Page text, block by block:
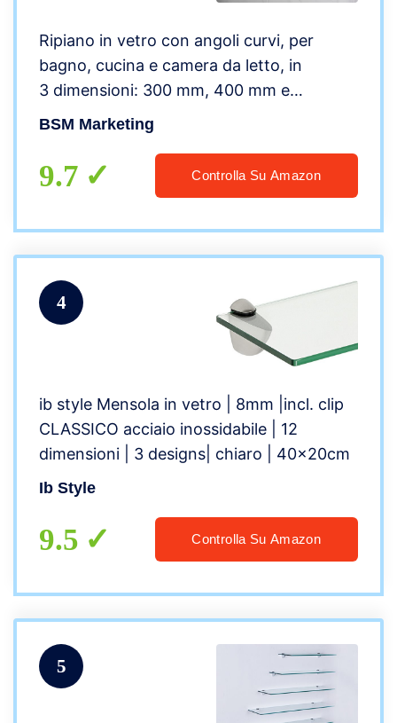
Ripiano in vetro con angoli curvi, per
bagno, cucina e camera da letto, in
3 dimensioni: 300 mm, 400 mm e
500 mm, e 3 colori: trasparente, bianco
BSM Marketing
9.7 Controlla Su Amazon
4
ib style Mensola in vetro | 8mm |incl. clip
CLASSICO acciaio inossidabile | 12
dimensioni | 3 designs| chiaro | 40x20cm
Ib Style
9.5 Controlla Su Amazon
5